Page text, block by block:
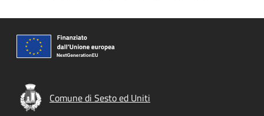
Comune di Sesto ed Uniti